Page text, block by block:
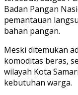
Badan Pangan
pemantauan
bahan pangan.
Meski ditemukan
komoditas beras,
wilayah Kota
kebutuhan warga.